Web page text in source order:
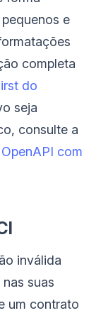
e
completa
do
seja
consulte a
com
inválida
suas
um contrato